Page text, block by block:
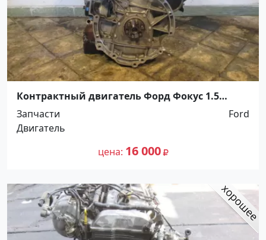
Контрактный двигатель Форд Фокус 1.5
Краснодар
Запчасти
Ford
Двигатель
цена 16 000